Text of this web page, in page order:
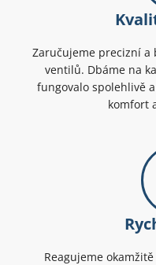
Zaručujeme precizní a
ventilů. Dbáme na
fungovalo spolehlivě
komfort
Reagujeme